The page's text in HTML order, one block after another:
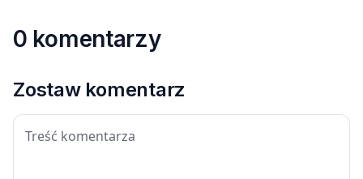
0 komentarzy
Zostaw komentarz